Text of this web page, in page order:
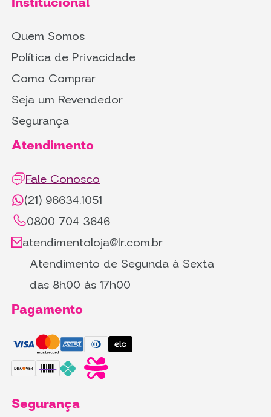
Quem Somos
Política de Privacidade
Como Comprar
Seja um Revendedor
Segurança
Atendimento
Fale Conosco
(21) 96634.1051
0800 704 3646
atendimentoloja@lr.com.br
Atendimento de Segunda à Sexta
das 8h00 às 17h00
Pagamento
Segurança